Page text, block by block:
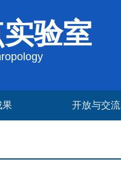
验室
果 开放与交流